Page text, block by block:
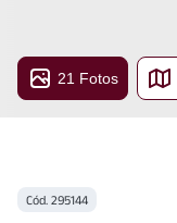
21 Fotos
Cód. 295144